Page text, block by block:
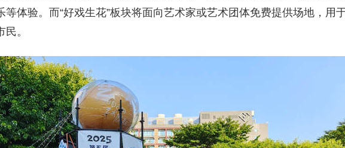
等体验。而“好戏生花”板块将面向艺术家或艺术团体免费提供场地，用
。